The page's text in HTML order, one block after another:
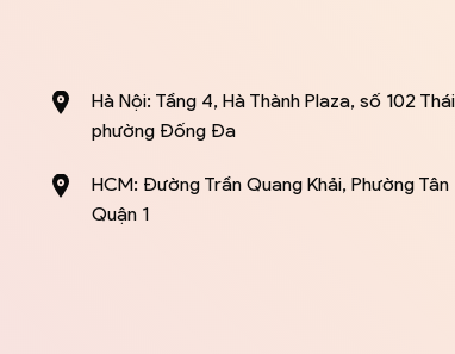
Hà Nội: Tầng 4, Hà Thành Plaza, số 102
phường Đống Đa
HCM: Đường Trần Quang Khải, Phường Tân
Quận 1